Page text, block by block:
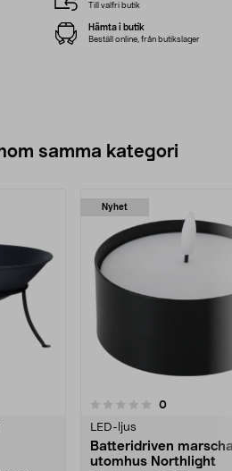
Till valfri butik
Hämta i butik
Beställ online, från butikslager
samma kategori
Nyhet
0recensioner
LED-ljus
Batteridriven
utomhus Northlight
4.5 av 5 stjärnor